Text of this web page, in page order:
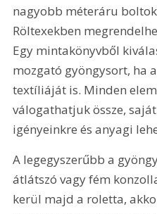
nagyobb méteráru
Röltexekben
Egy mintakönyvből
mozgató gyöngysort, ha
textíliáját is. Minden
válogathatjuk össze,
igényeinkre és anyagi
A legegyszerűbb a
átlátszó vagy fém
kerül majd a roletta,